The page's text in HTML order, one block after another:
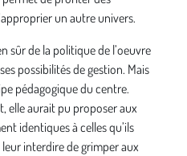
un autre univers.
sûr de la politique de l’oeuvre
possibilités de gestion. Mais
pédagogique du centre.
elle aurait pu proposer aux
identiques à celles qu’ils
interdire de grimper aux